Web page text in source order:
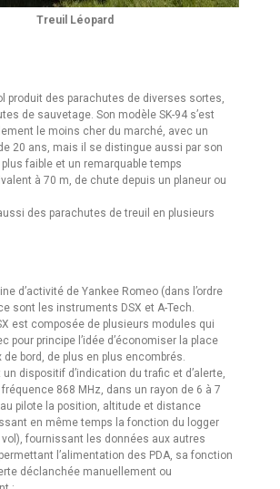
Treuil Léopard
produit des parachutes de diverses sortes,
de sauvetage. Son modèle SK-94 s’est
le moins cher du marché, avec un
20 ans, mais il se distingue aussi par son
faible et un remarquable temps
à 70 m, de chute depuis un planeur ou
des parachutes de treuil en plusieurs
d’activité de Yankee Romeo (dans l’ordre
sont les instruments DSX et A-Tech.
est composée de plusieurs modules qui
pour principe l’idée d’économiser la place
bord, de plus en plus encombrés.
dispositif d’indication du trafic et d’alerte,
868 MHz, dans un rayon de 6 à 7
pilote la position, altitude et distance
en même temps la fonction du logger
fournissant les données aux autres
l’alimentation des PDA, sa fonction
déclanchée manuellement ou